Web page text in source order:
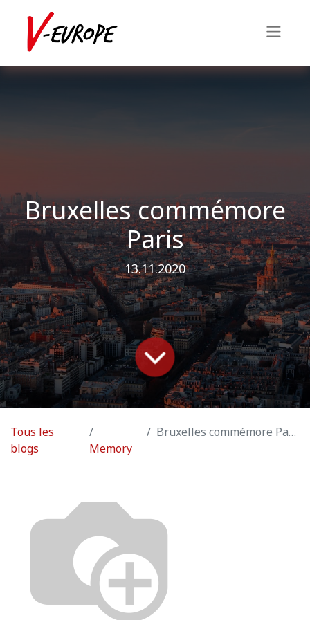
Bruxelles commémore
Paris
13.11.2020
Tous les
blogs
Memory
Bruxelles commémore Paris